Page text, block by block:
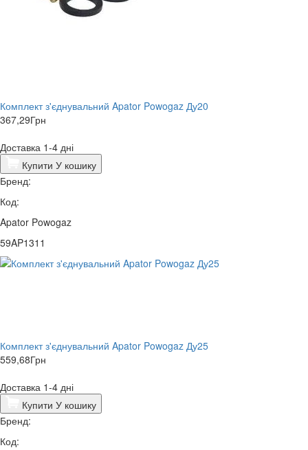
Комплект з'єднувальний Apator Powogaz Ду20
367,29Грн
Доставка 1-4 дні
Купити У кошику
Бренд:
Код:
Apator Powogaz
59AP1311
Комплект з'єднувальний Apator Powogaz Ду25
559,68Грн
Доставка 1-4 дні
Купити У кошику
Бренд:
Код: